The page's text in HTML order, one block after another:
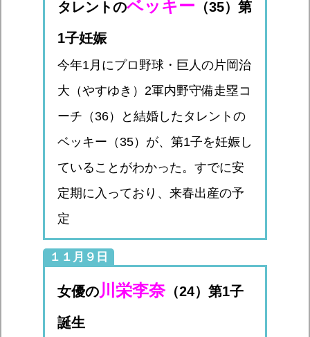
タレントのベッキー （35）第
1子妊娠
今年1月にプロ野球・巨人の片岡治
大（やすゆき）2軍内野守備走塁コ
ーチ（36）と結婚したタレントの
ベッキー（35）が、第1子を妊娠し
ていることがわかった。すでに安
定期に入っており、来春出産の予
定
１１月９日
女優の川栄李奈（24）第1子
誕生